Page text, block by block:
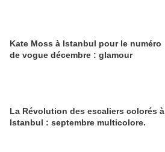
Kate Moss à Istanbul pour le numéro
de vogue décembre : glamour
La Révolution des escaliers colorés à
Istanbul : septembre multicolore.